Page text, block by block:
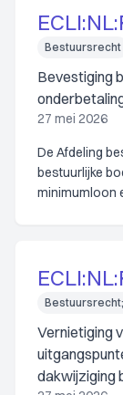
Bestuursrecht
Bevestiging
27 mei 2026
De Afdeling
bestuurlijke
minimumloon
Vernietiging
dakwijziging